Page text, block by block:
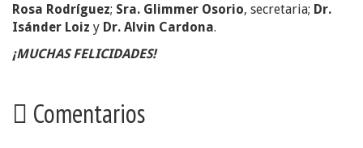
Rosa Rodríguez; Sra. Glimmer Osorio, secretaria; Dr.
Isánder Loiz y Dr. Alvin Cardona.
¡MUCHAS FELICIDADES!
Comentarios